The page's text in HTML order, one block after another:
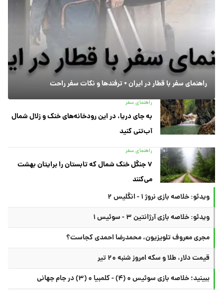
راهنمای سفر با قطار در ایران + ترفندها و نکات سفر راحت
راهنمای سفر
به جای دریا، در این رودخانه‌های خنک و زلال شمال
آب‌تنی کنید
راهنمای سفر
۷ جنگل خنک شمال که تابستان را برایتان بهشت
می‌کنند
ویدئو: خلاصه بازی نروژ ۱ - انگلیس ۲
ویدئو: خلاصه بازی آرژانتین ۳ - سوئیس ۱
مجری معروف تلویزیون، محمدرضا احمدی کجاست؟
قیمت دلار، طلا و سکه امروز شنبه ۲۰ تیر
ببینید؛ خلاصه بازی سوئیس ۰ (۴) - کلمبیا ۰ (۳) در جام جهانی